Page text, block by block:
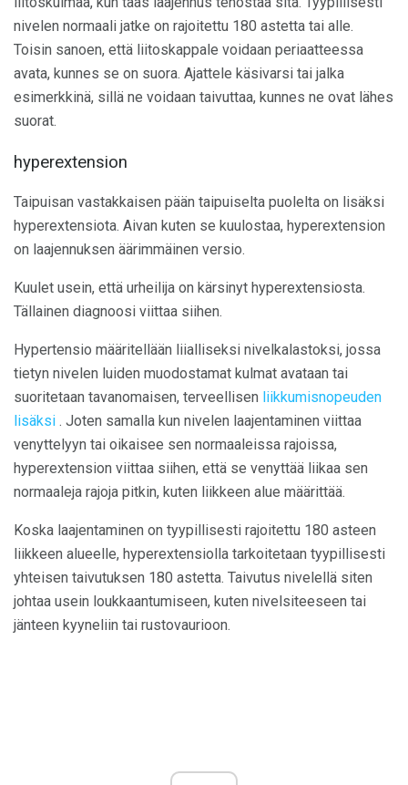
nivelen normaali jatke on rajoitettu 180 astetta tai alle.
Toisin sanoen, että liitoskappale voidaan periaatteessa
avata, kunnes se on suora. Ajattele käsivarsi tai jalka
esimerkkinä, sillä ne voidaan taivuttaa, kunnes ne ovat lähes
suorat.
hyperextension
Taipuisan vastakkaisen pään taipuiselta puolelta on lisäksi
hyperextensiota. Aivan kuten se kuulostaa, hyperextension
on laajennuksen äärimmäinen versio.
Kuulet usein, että urheilija on kärsinyt hyperextensiosta.
Tällainen diagnoosi viittaa siihen.
Hypertensio määritellään liialliseksi nivelkalastoksi, jossa
tietyn nivelen luiden muodostamat kulmat avataan tai
suoritetaan tavanomaisen, terveellisen liikkumisnopeuden
lisäksi . Joten samalla kun nivelen laajentaminen viittaa
venyttelyyn tai oikaisee sen normaaleissa rajoissa,
hyperextension viittaa siihen, että se venyttää liikaa sen
normaaleja rajoja pitkin, kuten liikkeen alue määrittää.
Koska laajentaminen on tyypillisesti rajoitettu 180 asteen
liikkeen alueelle, hyperextensiolla tarkoitetaan tyypillisesti
yhteisen taivutuksen 180 astetta. Taivutus nivelellä siten
johtaa usein loukkaantumiseen, kuten nivelsiteeseen tai
jänteen kyyneliin tai rustovaurioon.